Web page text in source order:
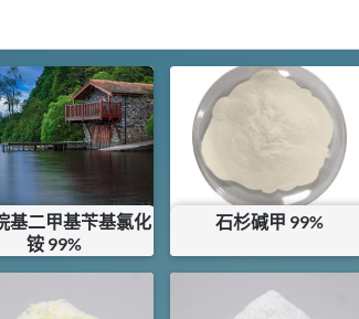
基二甲基苄基氯化
铵 99%
¥10.75
石杉碱甲 99%
¥225000
库存：0.047
节剂